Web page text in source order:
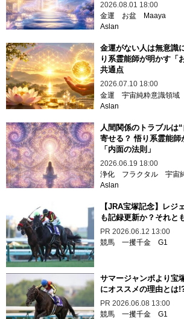
2026.08.01 18:00
金運
お盆
Maaya
Aslan
金運がない人は無意識
り系霊能師が明かす「
共通点
2026.07.10 18:00
金運 宇宙純粋意識領域
Aslan
人間関係のトラブルは
寄せる？ 悟り系霊能師
「内面の法則」
2026.06.19 18:00
浄化
フラクタル 宇宙
Aslan
【JRA宝塚記念】レジ
も記録更新か？それと
PR 2026.06.12 13:00
競馬 一攫千金 G1
サマージャンボより宝
にオススメの理由とは
PR 2026.06.08 13:00
競馬 一攫千金 G1